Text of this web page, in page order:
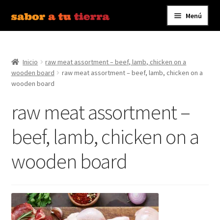
Ir
a
Ir
al
Menú
Bebidas
Carnes y Embutidos
Carrito
Conservas y Platos Preparados
Contáctanos
Inicio
raw meat assortment – beef, lamb, chicken on a
wooden board
raw meat assortment – beef, lamb, chicken on a
wooden board
raw meat assortment –
beef, lamb, chicken on a
wooden board